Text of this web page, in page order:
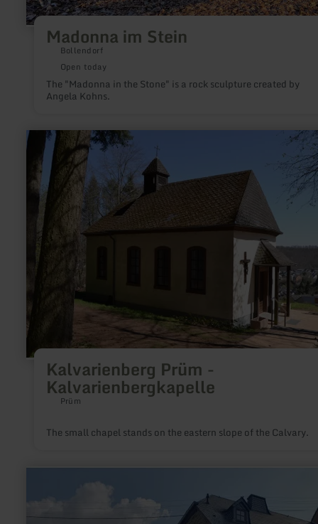
Madonna im Stein
Bollendorf
Open today
The "Madonna in the Stone" is a rock sculpture created by
Angela Kohns.
Kalvarienberg Prüm -
Kalvarienbergkapelle
Prüm
The small chapel stands on the eastern slope of the Calvary.
learn
more
about:
Kalvarienberg
Prüm
Kalvarienbergkapelle
learn
Kurfürstlicher
hof